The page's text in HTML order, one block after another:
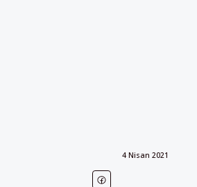
4 Nisan 2021